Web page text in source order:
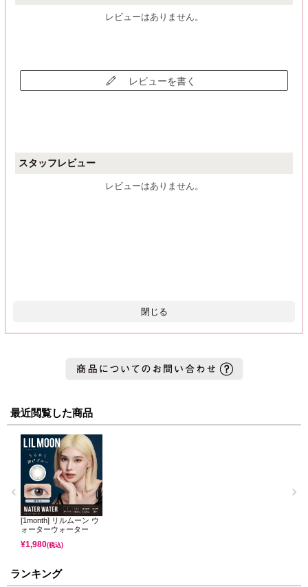
レビューはありません。
レビューを書く
スタッフレビュー
レビューはありません。
閉じる
最近閲覧した商品
[1month] リルムーン ウ
ォーターウォーター
¥1,980(税込)
ランキング